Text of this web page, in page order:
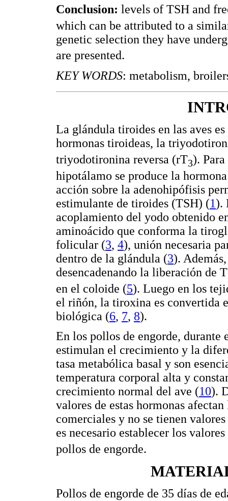
Conclusion: levels of TSH and
which can be attributed to a
genetic selection they have
are presented.
KEY WORDS: metabolism,
La glándula tiroides en las aves
hormonas tiroideas, la
triyodotironina reversa (rT3).
hipotálamo se produce la
acción sobre la adenohipófisis
estimulante de tiroides (TSH) (1).
acoplamiento del yodo obtenido
aminoácido que conforma la
folicular (3, 4), unión necesaria
dentro de la glándula (3).
desencadenando la liberación de T
en el coloide (5). Luego en los
el riñón, la tiroxina es convertida
biológica (6, 7, 8).
En los pollos de engorde, durante
estimulan el crecimiento y la
tasa metabólica basal y son
temperatura corporal alta y
crecimiento normal del ave (10).
valores de estas hormonas
comerciales y no se tienen
es necesario establecer los
pollos de engorde.
Pollos de engorde de 35 días de